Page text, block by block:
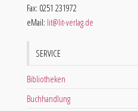
Fax: 0251 231972
eMail: lit@lit-verlag.de
SERVICE
Bibliotheken
Buchhandlung